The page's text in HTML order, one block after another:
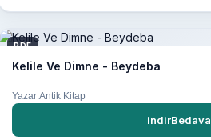
PDF
Kelile Ve Dimne - Beydeba
Yazar:Antik Kitap
indirBedava